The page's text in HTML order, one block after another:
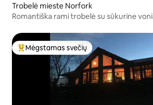
Trobelė mieste Norfork
Romantiška rami trobelė su sūkurine
Svečių mėgstamiausias
Mėgstamas svečių